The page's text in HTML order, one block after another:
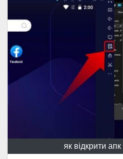
як відкрити